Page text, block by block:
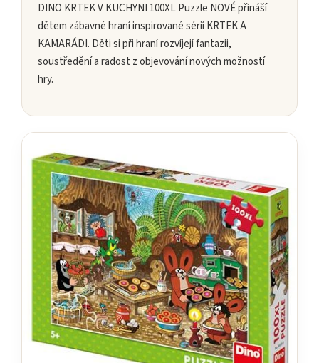
DINO KRTEK V KUCHYNI 100XL Puzzle NOVÉ přináší
dětem zábavné hraní inspirované sérií KRTEK A
KAMARÁDI. Děti si při hraní rozvíjejí fantazii,
soustředění a radost z objevování nových možností
hry.